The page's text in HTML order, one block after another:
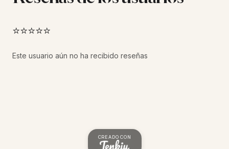
⭐⭐⭐⭐⭐
Este usuario aún no ha recibido reseñas
CREADO CON